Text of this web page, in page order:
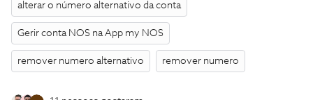
alterar o número alternativo da conta
Gerir conta NOS na App my NOS
remover numero alternativo remover numero